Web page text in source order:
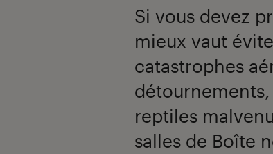
Si vous devez
mieux vaut
catastrophes
reptiles
salles de Boîte